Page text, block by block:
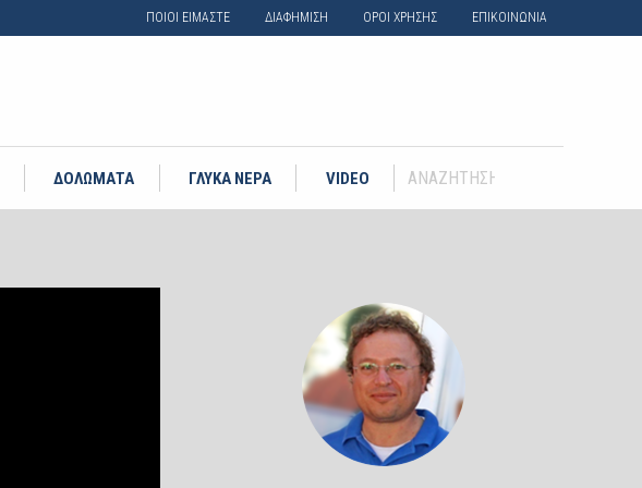
ΠΟΙΟΙ ΕΙΜΑΣΤΕ ΔΙΑΦΗΜΙΣΗ ΟΡΟΙ ΧΡΗΣΗΣ ΕΠΙΚΟΙΝΩΝΙΑ
ΔΟΛΩΜΑΤΑ ΓΛΥΚΑ ΝΕΡΑ VIDEO